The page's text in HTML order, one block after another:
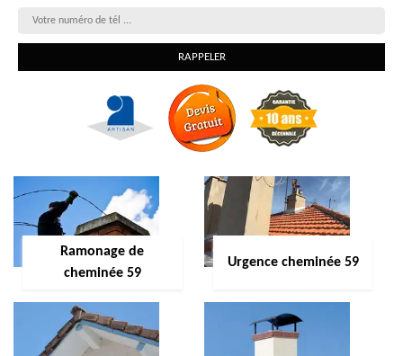
Ramonage de
cheminée 59
Urgence cheminée 59